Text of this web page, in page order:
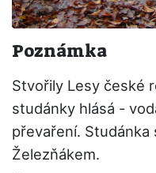
Poznámka
Stvořily Lesy české
studánky hlásá -
převaření. Studánka
Železňákem.